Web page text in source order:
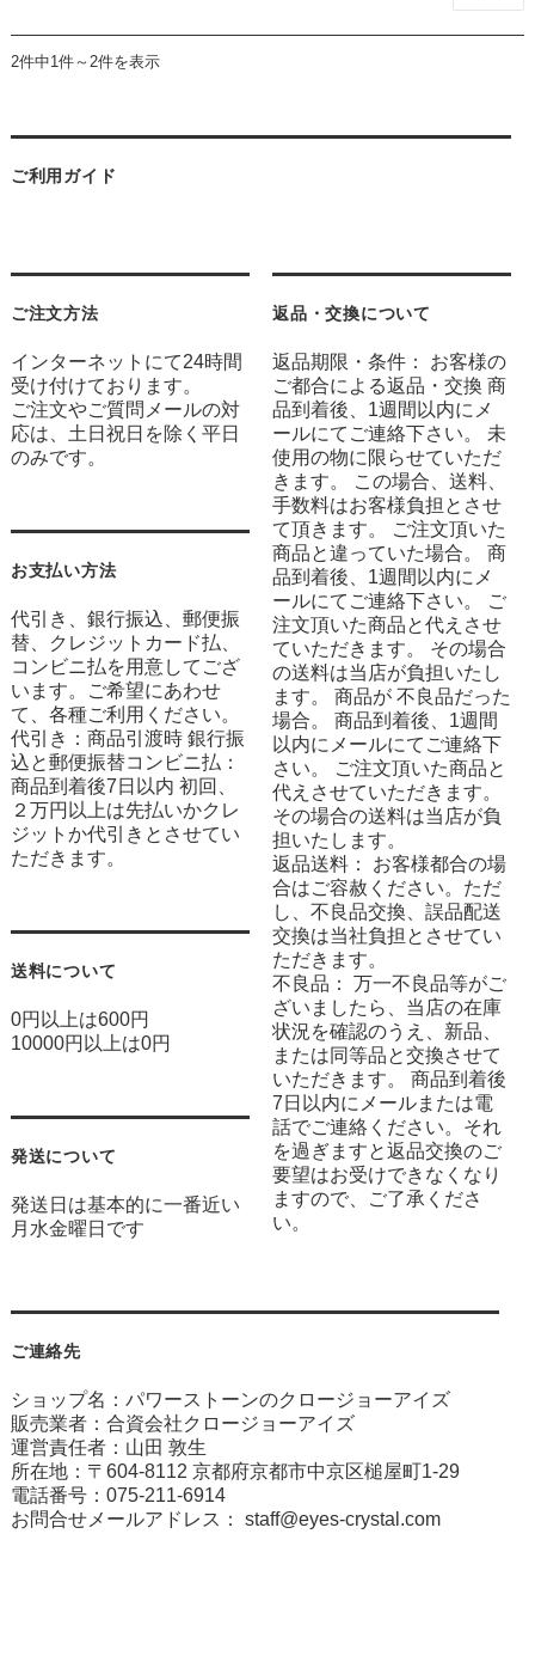
2件中1件～2件を表示
ご利用ガイド
ご注文方法
インターネットにて24時間
受け付けております。
ご注文やご質問メールの対
応は、土日祝日を除く平日
のみです。
お支払い方法
代引き、銀行振込、郵便振
替、クレジットカード払、
コンビニ払を用意してござ
います。ご希望にあわせ
て、各種ご利用ください。
代引き：商品引渡時 銀行振
込と郵便振替コンビニ払：
商品到着後7日以内 初回、
２万円以上は先払いかクレ
ジットか代引きとさせてい
ただきます。
送料について
0円以上は600円
10000円以上は0円
発送について
発送日は基本的に一番近い
月水金曜日です
返品・交換について
返品期限・条件： お客様の
ご都合による返品・交換 商
品到着後、1週間以内にメ
ールにてご連絡下さい。 未
使用の物に限らせていただ
きます。 この場合、送料、
手数料はお客様負担とさせ
て頂きます。 ご注文頂いた
商品と違っていた場合。 商
品到着後、1週間以内にメ
ールにてご連絡下さい。 ご
注文頂いた商品と代えさせ
ていただきます。 その場合
の送料は当店が負担いたし
ます。 商品が 不良品だった
場合。 商品到着後、1週間
以内にメールにてご連絡下
さい。 ご注文頂いた商品と
代えさせていただきます。
その場合の送料は当店が負
担いたします。
返品送料： お客様都合の場
合はご容赦ください。ただ
し、不良品交換、誤品配送
交換は当社負担とさせてい
ただきます。
不良品： 万一不良品等がご
ざいましたら、当店の在庫
状況を確認のうえ、新品、
または同等品と交換させて
いただきます。 商品到着後
7日以内にメールまたは電
話でご連絡ください。それ
を過ぎますと返品交換のご
要望はお受けできなくなり
ますので、ご了承くださ
い。
ご連絡先
ショップ名：パワーストーンのクロージョーアイズ
販売業者：合資会社クロージョーアイズ
運営責任者：山田 敦生
所在地：〒604-8112 京都府京都市中京区槌屋町1-29
電話番号：075-211-6914
お問合せメールアドレス： staff@eyes-crystal.com